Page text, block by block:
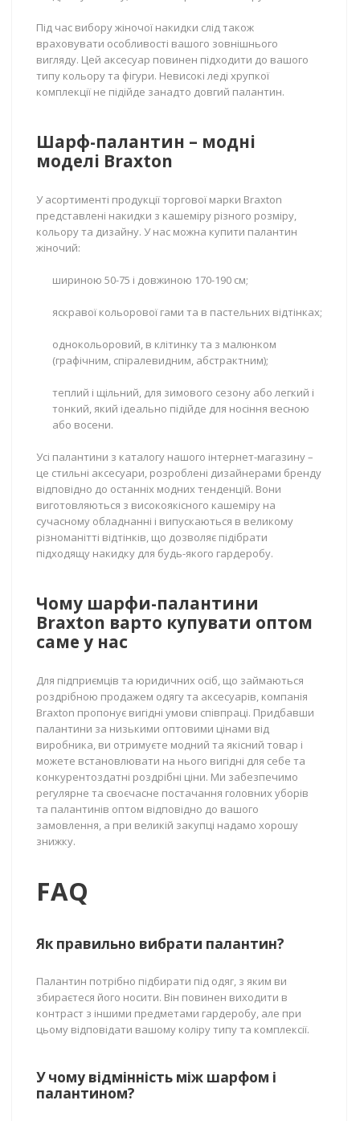
Під час вибору жіночої накидки слід також
враховувати особливості вашого зовнішнього
вигляду. Цей аксесуар повинен підходити до вашого
типу кольору та фігури. Невисокі леді хрупкої
комплекції не підійде занадто довгий палантин.
Шарф-палантин – модні
моделі Braxton
У асортименті продукції торгової марки Braxton
представлені накидки з кашеміру різного розміру,
кольору та дизайну. У нас можна купити палантин
жіночий:
шириною 50-75 і довжиною 170-190 см;
яскравої кольорової гами та в пастельних відтінках;
однокольоровий, в клітинку та з малюнком
(графічним, спіралевидним, абстрактним);
теплий і щільний, для зимового сезону або легкий і
тонкий, який ідеально підійде для носіння весною
або восени.
Усі палантини з каталогу нашого інтернет-магазину –
це стильні аксесуари, розроблені дизайнерами бренду
відповідно до останніх модних тенденцій. Вони
виготовляються з високоякісного кашеміру на
сучасному обладнанні і випускаються в великому
різноманітті відтінків, що дозволяє підібрати
підходящу накидку для будь-якого гардеробу.
Чому шарфи-палантини
Braxton варто купувати оптом
саме у нас
Для підприємців та юридичних осіб, що займаються
роздрібною продажем одягу та аксесуарів, компанія
Braxton пропонує вигідні умови співпраці. Придбавши
палантини за низькими оптовими цінами від
виробника, ви отримуєте модний та якісний товар і
можете встановлювати на нього вигідні для себе та
конкурентоздатні роздрібні ціни. Ми забезпечимо
регулярне та своєчасне постачання головних уборів
та палантинів оптом відповідно до вашого
замовлення, а при великій закупці надамо хорошу
знижку.
FAQ
Як правильно вибрати палантин?
Палантин потрібно підбирати під одяг, з яким ви
збираєтеся його носити. Він повинен виходити в
контраст з іншими предметами гардеробу, але при
цьому відповідати вашому коліру типу та комплексії.
У чому відмінність між шарфом і
палантином?